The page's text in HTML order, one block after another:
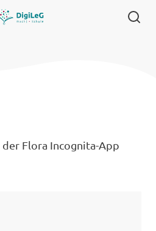
Flora Incognita-App